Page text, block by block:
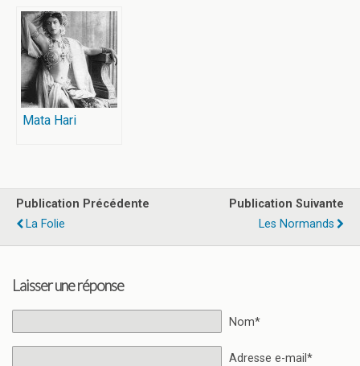
Mata Hari
Publication Précédente
La Folie
Publication Suivante
Les Normands
Laisser une réponse
Nom*
Adresse e-mail*